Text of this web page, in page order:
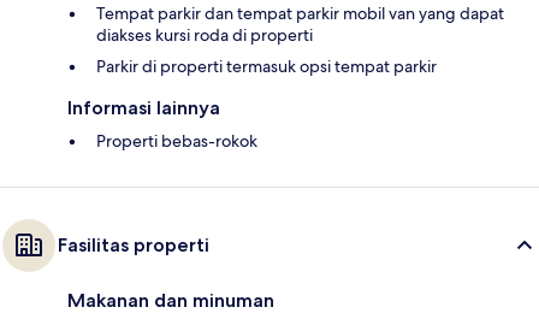
Tempat parkir dan tempat parkir mobil van yang dapat
diakses kursi roda di properti
Parkir di properti termasuk opsi tempat parkir
Informasi lainnya
Properti bebas-rokok
Fasilitas properti
Makanan dan minuman